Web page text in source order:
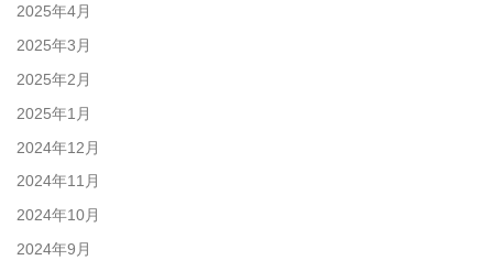
2025年4月
2025年3月
2025年2月
2025年1月
2024年12月
2024年11月
2024年10月
2024年9月